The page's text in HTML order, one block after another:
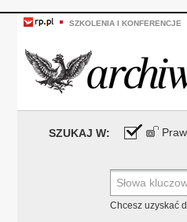
SZKOLENIA I KONFERENCJE
SZUKAJ W:
Chcesz uzyskać